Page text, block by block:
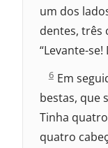
e
l
:
um dos
dentes, três
“Levante-
D
n
i
e
l
6 Em
bestas, que
Tinha
quatro